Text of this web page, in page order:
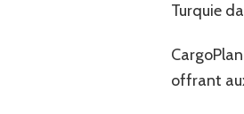
Turquie
offrant